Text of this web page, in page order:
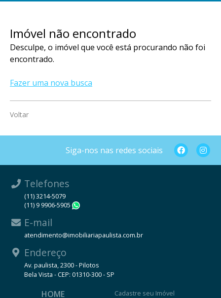
Imóvel não encontrado
Desculpe, o imóvel que você está procurando não foi
encontrado.
Fazer uma nova busca
Voltar
Siga-nos nas redes sociais
Telefones
(11) 3214-5079
(11) 9 9906-5905
E-mail
atendimento@imobiliariapaulista.com.br
Endereço
Av. paulista, 2300 - Pilotos
Bela Vista - CEP: 01310-300 - SP
HOME Cadastre seu Imóvel